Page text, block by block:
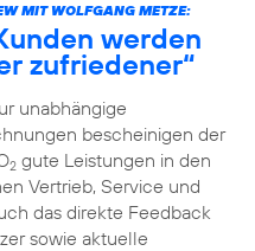
MIT WOLFGANG METZE:
werden
zufriedener“
unabhängige
bescheinigen der
2gute Leistungen in den
Vertrieb, Service und
das direkte Feedback
sowie aktuelle